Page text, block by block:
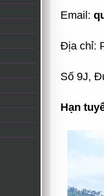
Email:
Địa chỉ:
Số 9J,
Hạn